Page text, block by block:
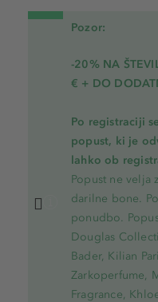
Pozor:
-20% NA
€ + DO
Po registraciji
popust, ki je
lahko ob
Popust ne velja
darilne bone.
ponudbo.
Douglas
Bader, Kilian
Zarkoperfume,
Fragrance,